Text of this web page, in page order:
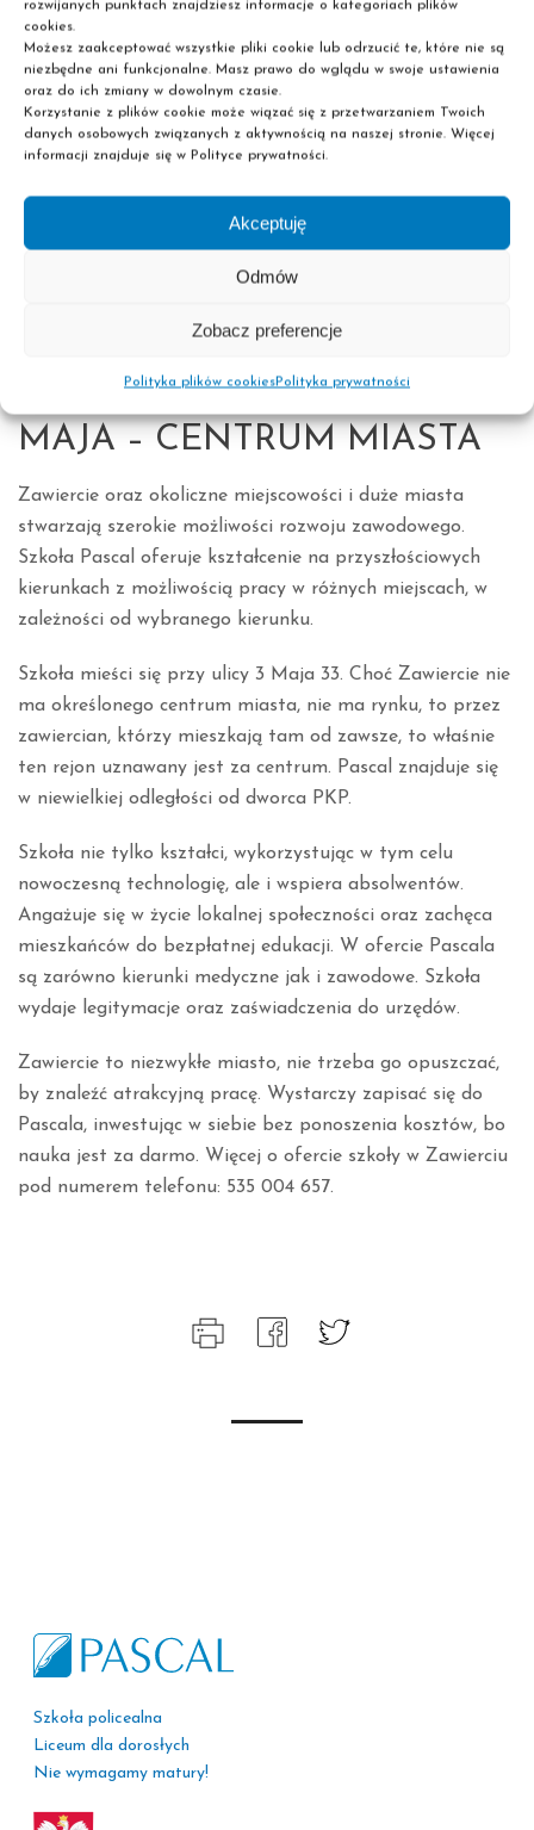
rozwijanych punktach znajdziesz informacje o kategoriach plików
cookies.
Możesz zaakceptować wszystkie pliki cookie lub odrzucić te, które nie są
niezbędne ani funkcjonalne. Masz prawo do wglądu w swoje ustawienia
oraz do ich zmiany w dowolnym czasie.
Korzystanie z plików cookie może wiązać się z przetwarzaniem Twoich
danych osobowych związanych z aktywnością na naszej stronie. Więcej
informacji znajduje się w Polityce prywatności.
Akceptuję
Odmów
Zobacz preferencje
Polityka plików cookiesPolityka prywatności
kulturalnych.
PASCAL PRZY ULICY 3
MAJA – CENTRUM MIASTA
Zawiercie oraz okoliczne miejscowości i duże miasta
stwarzają szerokie możliwości rozwoju zawodowego.
Szkoła Pascal oferuje kształcenie na przyszłościowych
kierunkach z możliwością pracy w różnych miejscach, w
zależności od wybranego kierunku.
Szkoła mieści się przy ulicy 3 Maja 33. Choć Zawiercie nie
ma określonego centrum miasta, nie ma rynku, to przez
zawiercian, którzy mieszkają tam od zawsze, to właśnie
ten rejon uznawany jest za centrum. Pascal znajduje się
w niewielkiej odległości od dworca PKP.
Szkoła nie tylko kształci, wykorzystując w tym celu
nowoczesną technologię, ale i wspiera absolwentów.
Angażuje się w życie lokalnej społeczności oraz zachęca
mieszkańców do bezpłatnej edukacji. W ofercie Pascala
są zarówno kierunki medyczne jak i zawodowe. Szkoła
wydaje legitymacje oraz zaświadczenia do urzędów.
Zawiercie to niezwykłe miasto, nie trzeba go opuszczać,
by znaleźć atrakcyjną pracę. Wystarczy zapisać się do
Pascala, inwestując w siebie bez ponoszenia kosztów, bo
nauka jest za darmo. Więcej o ofercie szkoły w Zawierciu
pod numerem telefonu: 535 004 657.
Szkoła policealna
Liceum dla dorosłych
Nie wymagamy matury!